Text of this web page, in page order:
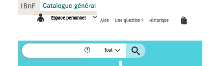
Espace personnel Aide Une question ? Historique
Tout
Panneau de gestion des cookies